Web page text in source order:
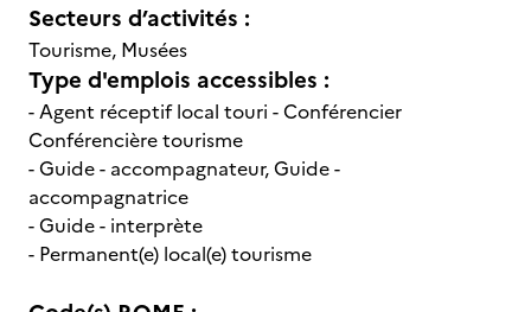
Secteurs d’activités :
Tourisme, Musées
Type d'emplois accessibles :
- Agent réceptif local touri - Conférencier
Conférencière tourisme
- Guide - accompagnateur, Guide -
accompagnatrice
- Guide - interprète
- Permanent(e) local(e) tourisme